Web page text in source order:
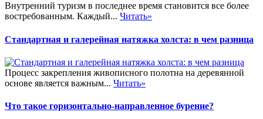
Внутренний туризм в последнее время становится все более
востребованным. Каждый... Читать»
Стандартная и галерейная натяжка холста: в чем разница
Процесс закрепления живописного полотна на деревянной
основе является важным... Читать»
Что такое горизонтально-направленное бурение?